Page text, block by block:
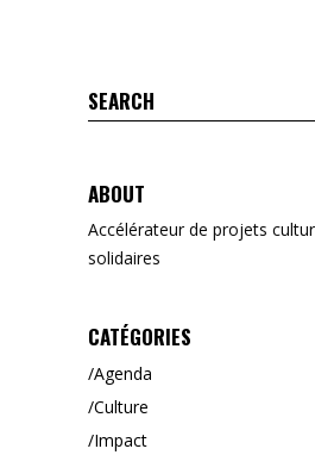
Search
for:
ABOUT
Accélérateur de projets
solidaires
CATÉGORIES
Agenda
Culture
Impact